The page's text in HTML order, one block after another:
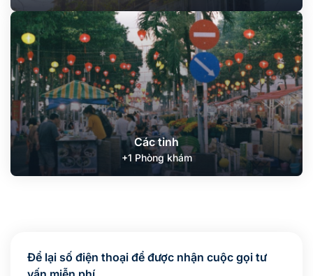
Các tỉnh
+1 Phòng khám
Để lại số điện thoại để được nhận cuộc gọi tư